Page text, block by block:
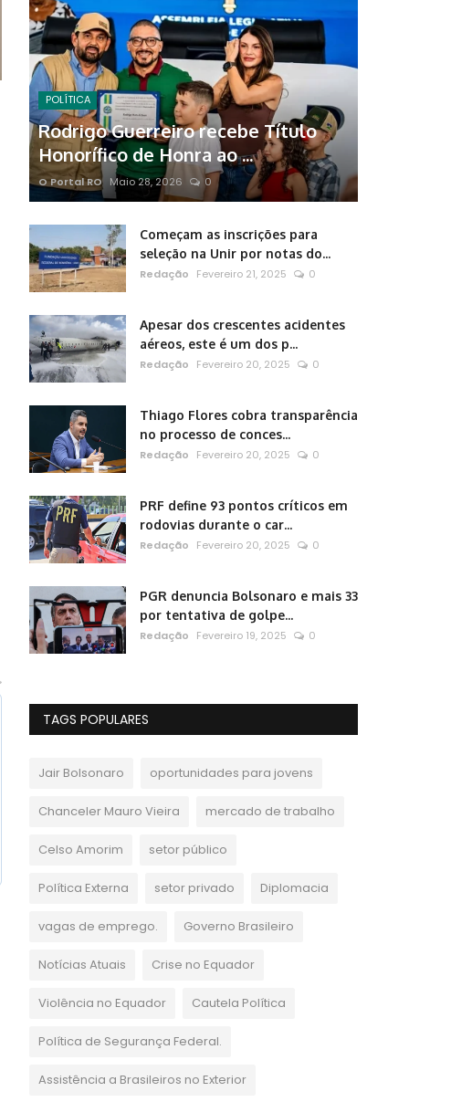
POLÍTICA
Rodrigo Guerreiro recebe Título
Honorífico de Honra ao ...
O Portal RO Maio 28, 2026 0
Começam as inscrições para
seleção na Unir por notas do...
Redação Fevereiro 21, 2025 0
Apesar dos crescentes acidentes
aéreos, este é um dos p...
Redação Fevereiro 20, 2025 0
Thiago Flores cobra transparência
no processo de conces...
Redação Fevereiro 20, 2025 0
PRF define 93 pontos críticos em
rodovias durante o car...
Redação Fevereiro 20, 2025 0
PGR denuncia Bolsonaro e mais 33
por tentativa de golpe...
Redação Fevereiro 19, 2025 0
TAGS POPULARES
Jair Bolsonaro oportunidades para jovens
Chanceler Mauro Vieira mercado de trabalho
Celso Amorim setor público
Política Externa setor privado Diplomacia
vagas de emprego. Governo Brasileiro
Notícias Atuais Crise no Equador
Violência no Equador Cautela Política
Política de Segurança Federal.
Assistência a Brasileiros no Exterior